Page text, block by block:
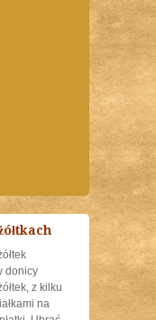
donicy
z kilku
na